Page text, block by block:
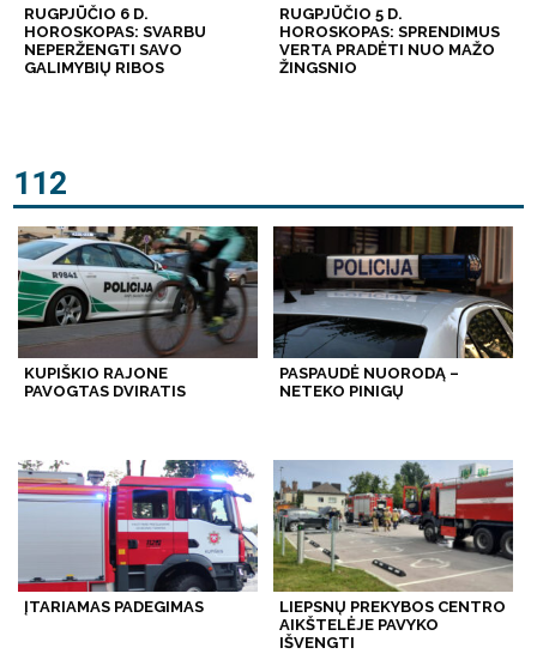
RUGPJŪČIO 6 D.
HOROSKOPAS: SVARBU
NEPERŽENGTI SAVO
GALIMYBIŲ RIBOS
RUGPJŪČIO 5 D.
HOROSKOPAS: SPRENDIMUS
VERTA PRADĖTI NUO MAŽO
ŽINGSNIO
112
KUPIŠKIO RAJONE
PAVOGTAS DVIRATIS
PASPAUDĖ NUORODĄ –
NETEKO PINIGŲ
ĮTARIAMAS PADEGIMAS
LIEPSNŲ PREKYBOS CENTRO
AIKŠTELĖJE PAVYKO
IŠVENGTI